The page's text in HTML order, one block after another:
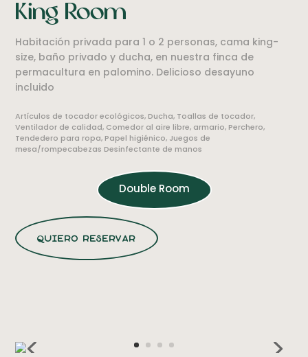
King Room
Habitación privada para 1 o 2 personas, cama king-
size, baño privado y ducha, en nuestra finca de
permacultura en palomino. Delicioso desayuno
incluido
Artículos de tocador ecológicos, Ducha, Toallas de tocador,
Ventilador de calidad, Comedor al aire libre, armario, Perchero,
Tendedero para ropa, Papel higiénico, Juegos de
mesa/rompecabezas Desinfectante de manos
Double Room
quiero reservar